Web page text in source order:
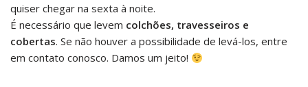
quiser chegar na sexta à noite.
É necessário que levem colchões, travesseiros e
cobertas. Se não houver a possibilidade de levá-los, entre
em contato conosco. Damos um jeito!